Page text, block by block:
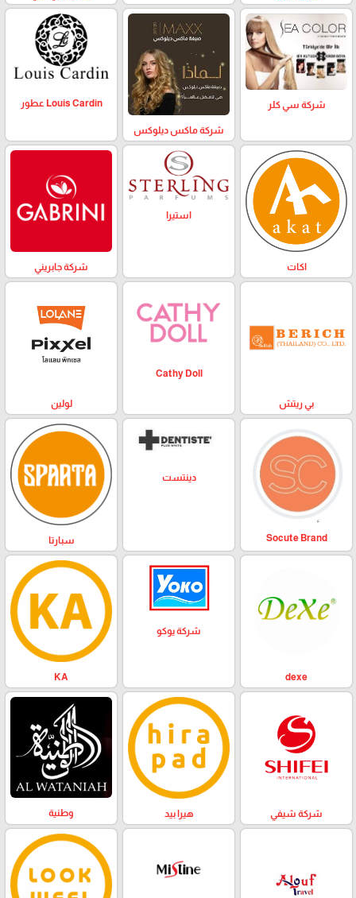
شركة سي كلر
شركة ماكس ديلوكس
Louis Cardin عطور
اكات
استيرا
شركة جابريني
بي ريتش
Cathy Doll
لولين
Socute Brand
دينتست
سبارتا
dexe
شركة يوكو
KA
شركة شيفي هيرا بيد وطنية